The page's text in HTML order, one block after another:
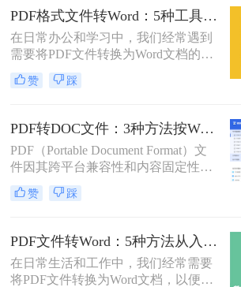
域多年的测评博主，我深知一份格式
错乱、需要手动调整数小时的Word文
档，对职场人来说是多么糟糕的体
验。那么pdf转word如何保留原格式
呢？
PDF格式文件转Word：5种工具按文件来源和用途对照选择！
在日常办公和学习中，我们经常遇到
需要将PDF文件转换为Word文档的需
求。PDF格式的文件如何转Word一直
是困扰许多用户的难题。无论是需要
调整报告格式，掌握高效的PDF转
Word技巧都至关重要。本文将为您详
细介绍几种经过实践验证的有效方
法，帮助您快速解决格式转换问题。
赞 踩
PDF转DOC文件：3种方法按Word版本兼容性选择！
PDF（Portable Document Format）文
件因其跨平台兼容性和内容固定性而
广受欢迎，但在某些情况下，我们可
能需要将其转换为DOC（Microsoft
那么pdf文件怎么转换成doc文件呢？
本文将介绍三种将PDF文件转换成
DOC文件的方法。
赞 踩
PDF文件转Word：5种方法从入门到避坑的实操指南！
在日常生活和工作中，我们经常需要
将PDF文件转换为Word文档，以便于